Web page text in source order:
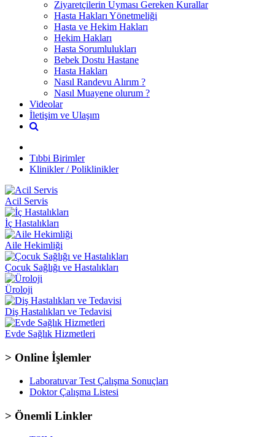
Ziyaretçilerin Uyması Gereken Kurallar
Hasta Hakları Yönetmeliği
Hasta ve Hekim Hakları
Hekim Hakları
Hasta Sorumlulukları
Bebek Dostu Hastane
Hasta Hakları
Nasıl Randevu Alırım ?
Nasıl Muayene olurum ?
Videolar
İletişim ve Ulaşım
Tıbbi Birimler
Klinikler / Poliklinikler
Acil Servis
İç Hastalıkları
Aile Hekimliği
Çocuk Sağlığı ve Hastalıkları
Üroloji
Diş Hastalıkları ve Tedavisi
Evde Sağlık Hizmetleri
> Online İşlemler
Laboratuvar Test Çalışma Sonuçları
Doktor Çalışma Listesi
> Önemli Linkler